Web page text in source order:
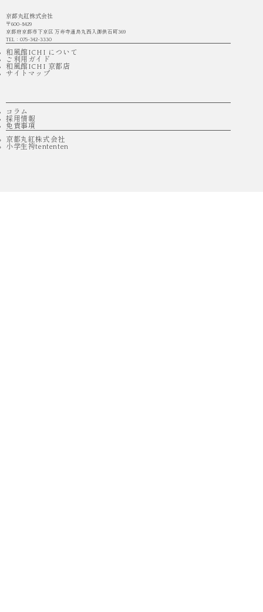
京都丸紅株式会社
〒600-8429
京都府京都市下京区 万寿寺通烏丸西入御供石町369
TEL：075-342-3330
和風館ICHI について
ご利用ガイド
和風館ICHI 京都店
サイトマップ
コラム
採用情報
免責事項
京都丸紅株式会社
小学生袴tententen